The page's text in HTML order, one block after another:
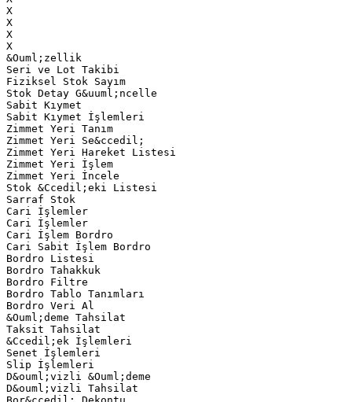
Х
Х
Х
Х
&Ouml;zellik
Seri ve Lot Takibi
Fiziksel Stok Sayım
Stok Detay G&uuml;ncelle
Sabit Kıymet
Sabit Kıymet İşlemleri
Zimmet Yeri Tanım
Zimmet Yeri Se&ccedil;
Zimmet Yeri Hareket Listesi
Zimmet Yeri İşlem
Zimmet Yeri İncele
Stok &Ccedil;eki Listesi
Sarraf Stok
Cari İşlemler
Cari İşlemler
Cari İşlem Bordro
Cari Sabit İşlem Bordro
Bordro Listesi
Bordro Tahakkuk
Bordro Filtre
Bordro Tablo Tanımları
Bordro Veri Al
&Ouml;deme Tahsilat
Taksit Tahsilat
&Ccedil;ek İşlemleri
Senet İşlemleri
Slip İşlemleri
D&ouml;vizli &Ouml;deme
D&ouml;vizli Tahsilat